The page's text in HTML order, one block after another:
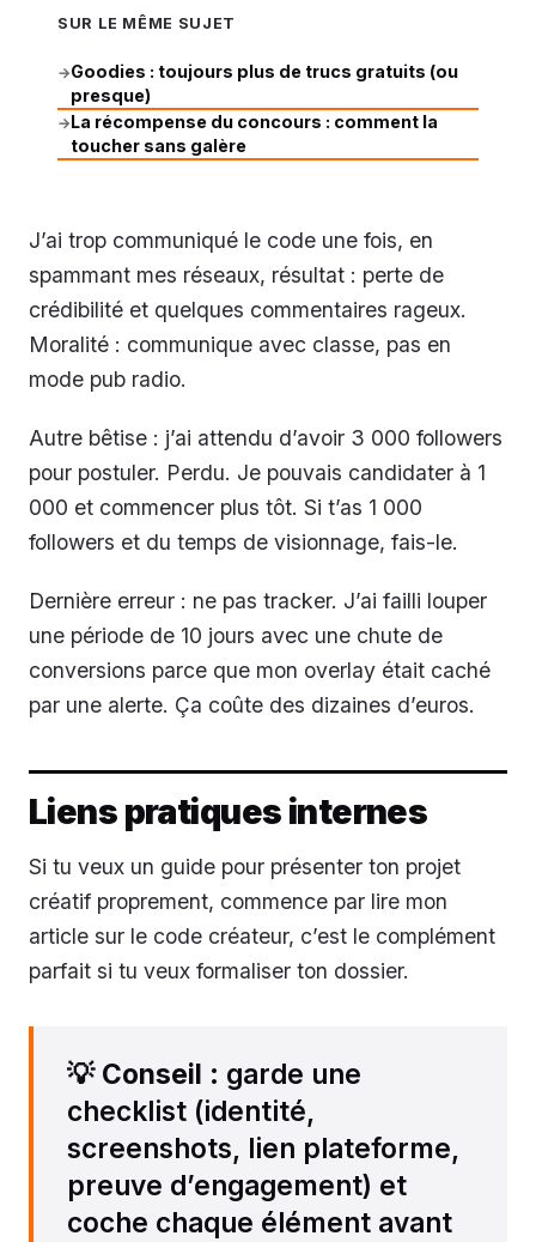
SUR LE MÊME SUJET
→Goodies : toujours plus de trucs gratuits (ou
presque)
→ La récompense du concours : comment la
toucher sans galère
J’ai trop communiqué le code une fois, en
spammant mes réseaux, résultat : perte de
crédibilité et quelques commentaires rageux.
Moralité : communique avec classe, pas en
mode pub radio.
Autre bêtise : j’ai attendu d’avoir 3 000 followers
pour postuler. Perdu. Je pouvais candidater à 1
000 et commencer plus tôt. Si t’as 1 000
followers et du temps de visionnage, fais-le.
Dernière erreur : ne pas tracker. J’ai failli louper
une période de 10 jours avec une chute de
conversions parce que mon overlay était caché
par une alerte. Ça coûte des dizaines d’euros.
Liens pratiques internes
Si tu veux un guide pour présenter ton projet
créatif proprement, commence par lire mon
article sur le code créateur, c’est le complément
parfait si tu veux formaliser ton dossier.
💡 Conseil : garde une
checklist (identité,
screenshots, lien plateforme,
preuve d’engagement) et
coche chaque élément avant